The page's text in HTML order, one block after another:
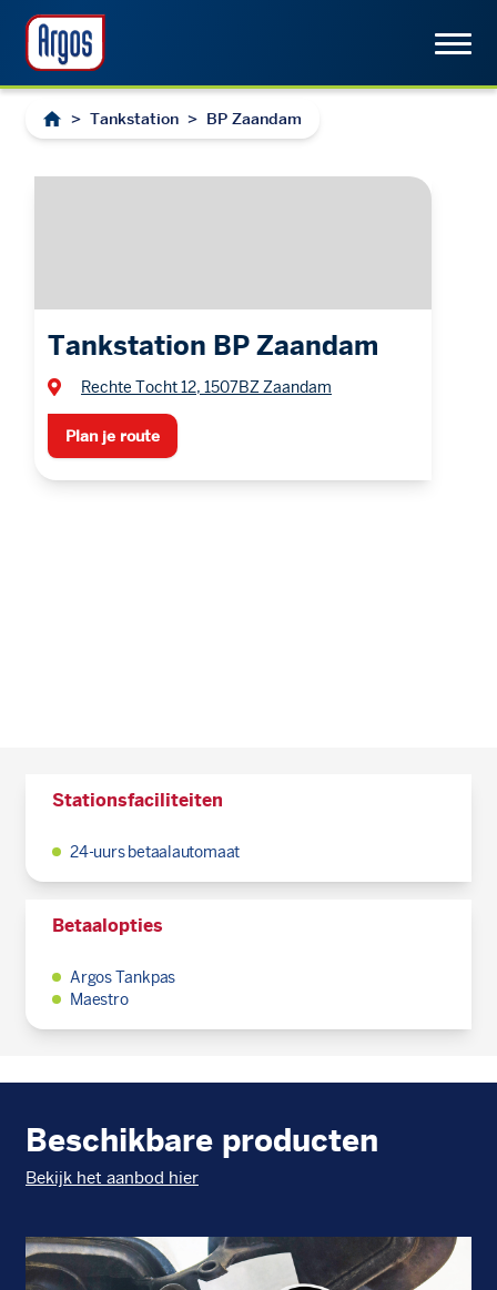
> Tankstation > BP Zaandam
Tankstation BP Zaandam
Rechte Tocht 12, 1507BZ Zaandam
Plan je route
Stationsfaciliteiten
24-uurs betaalautomaat
Betaalopties
Argos Tankpas
Maestro
Beschikbare producten
Bekijk het aanbod hier